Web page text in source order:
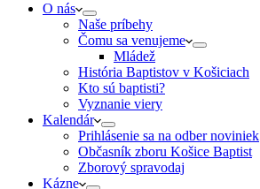
O nás
Naše príbehy
Čomu sa venujeme
Mládež
História Baptistov v Košiciach
Kto sú baptisti?
Vyznanie viery
Kalendár
Prihlásenie sa na odber noviniek
Občasník zboru Košice Baptist
Zborový spravodaj
Kázne